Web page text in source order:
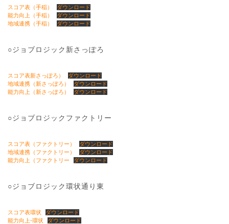
スコア表（手稲）
ダウンロード
能力向上（手稲）
ダウンロード
地域連携（手稲）
ダウンロード
○ジョブロジック新さっぽろ
スコア表新さっぽろ）
ダウンロード
地域連携（新さっぽろ）
ダウンロード
能力向上（新さっぽろ）
ダウンロード
○ジョブロジックファクトリー
スコア表（ファクトリー）
ダウンロード
地域連携（ファクトリー）
ダウンロード
能力向上（ファクトリー
ダウンロード
○ジョブロジック環状通り東
スコア表環状
ダウンロード
能力向上-環状
ダウンロード